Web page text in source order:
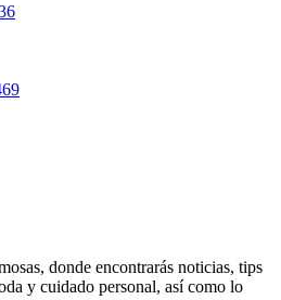
donde encontrarás noticias, tips
y cuidado personal, así como lo